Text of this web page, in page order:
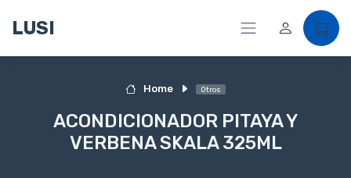
LUSI
Home Otros
ACONDICIONADOR PITAYA Y
VERBENA SKALA 325ML